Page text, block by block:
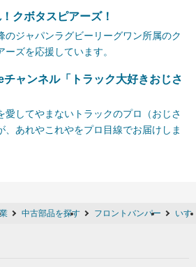
クボタスピアーズ！
のジャパンラグビーリーグワン所属のク
ーズを応援しています。
ャンネル「トラック大好きおじさ
愛してやまないトラックのプロ（おじさ
、あれやこれやをプロ目線でお届けしま
中古部品を探す フロントバンパー いす